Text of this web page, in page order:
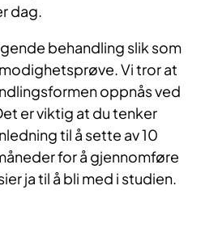
dag.
behandling slik som
Vi tror at
oppnås ved
er viktig at du tenker
til å sette av 10
for å gjennomføre
ja til å bli med i studien.